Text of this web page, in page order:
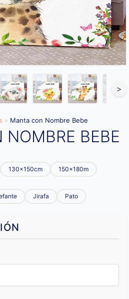
>
» Manta con Nombre Bebe
NOMBRE BEBE
130x150cm 150x180m
Jirafa Pato